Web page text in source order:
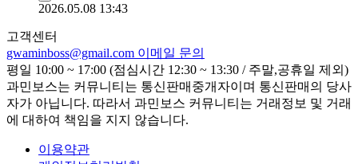
2026.05.08 13:43
고객센터
gwaminboss@gmail.com 이메일 문의
평일 10:00 ~ 17:00 (점심시간 12:30 ~ 13:30 / 주말,공휴일 제외)
과민보스는 커뮤니티는 통신판매중개자이며 통신판매의 당사
자가 아닙니다. 따라서 과민보스 커뮤니티는 거래정보 및 거래
에 대하여 책임을 지지 않습니다.
이용약관